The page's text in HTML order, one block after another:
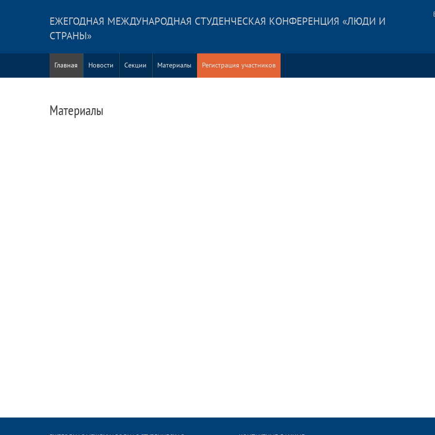
ЕЖЕГОДНАЯ МЕЖДУНАРОДНАЯ СТУДЕНЧЕСКАЯ КОНФЕРЕНЦИЯ «ЛЮДИ И
СТРАНЫ»
Главная Новости Секции Материалы Регистрация участников
Материалы